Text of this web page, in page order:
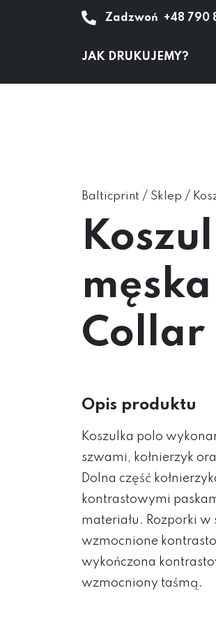
Zadzwoń +48 790
JAK DRUKUJEMY?
Balticprint / Sklep /
Collar
Opis produktu
Koszulka polo
szwami, kołnierzyk
Dolna część
kontrastowymi
materiału. Rozporki
wzmocnione
wykończona
wzmocniony taśmą.